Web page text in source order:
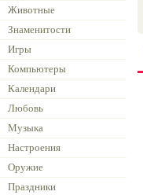
Животные
Знаменитости
Игры
Компьютеры
Календари
Любовь
Музыка
Настроения
Оружие
Праздники